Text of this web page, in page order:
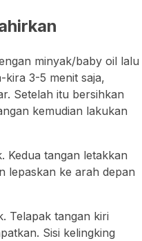
minyak/baby oil lalu
kira 3-5 menit saja,
Setelah itu bersihkan
kemudian lakukan
Kedua tangan letakkan
lepaskan ke arah depan
Telapak tangan kiri
Sisi kelingking